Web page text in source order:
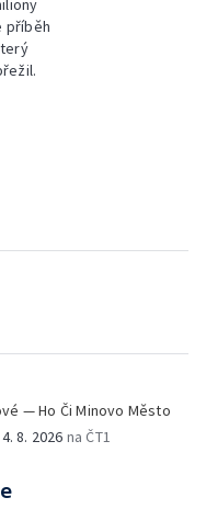
příběh
— Ho Či Minovo Město
4. 8. 2026 na ČT1